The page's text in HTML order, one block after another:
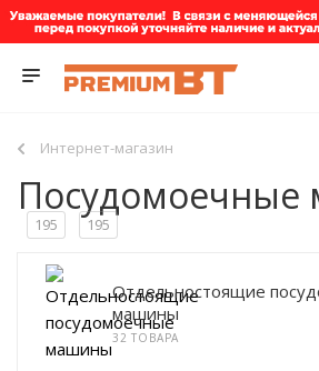
Интернет-магазин
195 195
Отдельностоящие
машины
32 ТОВАРА